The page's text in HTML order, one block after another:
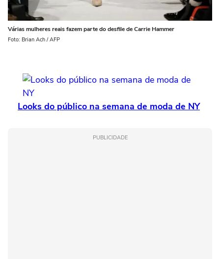
Várias mulheres reais fazem parte do desfile de Carrie Hammer
Foto: Brian Ach / AFP
Looks do público na semana de moda de NY
PUBLICIDADE